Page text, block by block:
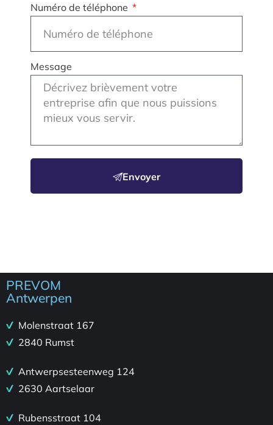
Numéro de téléphone
Message
Envoyer
PREVOM
Antwerpen
Molenstraat 167
2840 Rumst
Antwerpsesteenweg 124
2630 Aartselaar
Rubensstraat 104